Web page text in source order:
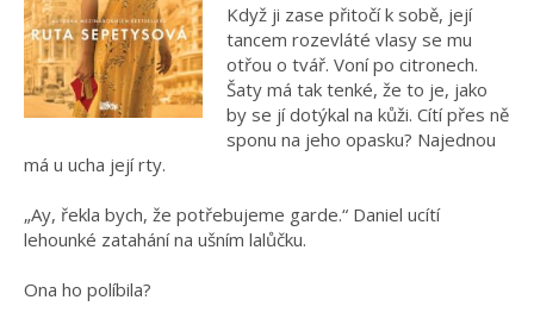
Když ji zase přitočí k sobě, její
tancem rozevláté vlasy se mu
otřou o tvář. Voní po citronech.
Šaty má tak tenké, že to je, jako
by se jí dotýkal na kůži. Cítí přes ně
sponu na jeho opasku? Najednou
má u ucha její rty.
„Ay, řekla bych, že potřebujeme garde.“ Daniel ucítí
lehounké zatahání na ušním lalůčku.
Ona ho políbila?